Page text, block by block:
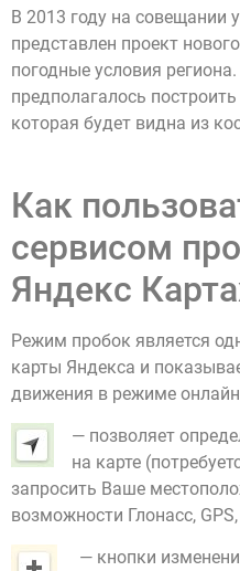
В 2013 году на совещании
представлен проект
погодные условия
предполагалось
которая будет видна из
Как
сервисом
Яндекс
Режим пробок является
карты Яндекса и
движения в режиме
— позволяет
на карте
запросить Ваше
возможности Глонасс,
— кнопки